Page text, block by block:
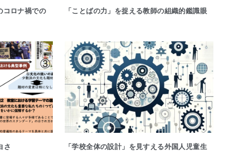
ロナ禍での 「ことばの力」を捉える教師の組織的鑑識眼
さ
「学校全体の設計」を見すえる外国人児童生